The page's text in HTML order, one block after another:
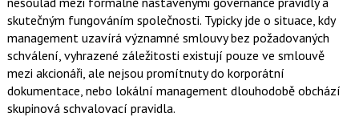
skutečným fungováním společnosti. Typicky jde o situace, kdy
management uzavírá významné smlouvy bez požadovaných
schválení, vyhrazené záležitosti existují pouze ve smlouvě
mezi akcionáři, ale nejsou promítnuty do korporátní
dokumentace, nebo lokální management dlouhodobě obchází
skupinová schvalovací pravidla.